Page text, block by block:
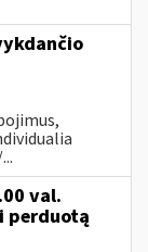
val.
perduotą